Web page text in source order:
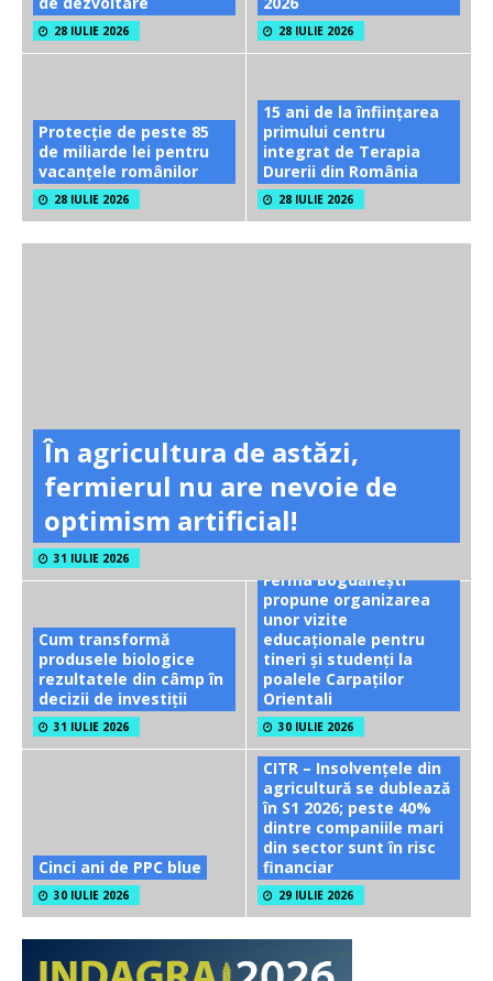
28 IULIE 2026 28 IULIE 2026
Protecție de peste 85
de miliarde lei pentru
vacanțele românilor
28 IULIE 2026
15 ani de la înființarea
primului centru
integrat de Terapia
Durerii din România
28 IULIE 2026
În agricultura de astăzi,
fermierul nu are nevoie de
optimism artificial!
31 IULIE 2026
Cum transformă
produsele biologice
rezultatele din câmp în
decizii de investiții
31 IULIE 2026
Ferma Bogdănești
propune organizarea
unor vizite
educaționale pentru
tineri și studenți la
poalele Carpaților
Orientali
30 IULIE 2026
Cinci ani de PPC blue
30 IULIE 2026
CITR – Insolvențele din
agricultură se dublează
în S1 2026; peste 40%
dintre companiile mari
din sector sunt în risc
financiar
29 IULIE 2026